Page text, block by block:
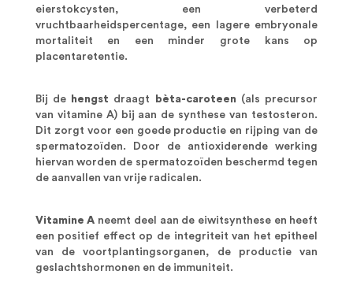
eierstokcysten, een verbeterd
vruchtbaarheidspercentage, een lagere embryonale
mortaliteit en een minder grote kans op
placentaretentie.
Bij de hengst draagt bèta-caroteen (als precursor
van vitamine A) bij aan de synthese van testosteron.
Dit zorgt voor een goede productie en rijping van de
spermatozoïden. Door de antioxiderende werking
hiervan worden de spermatozoïden beschermd tegen
de aanvallen van vrije radicalen.
Vitamine A neemt deel aan de eiwitsynthese en heeft
een positief effect op de integriteit van het epitheel
van de voortplantingsorganen, de productie van
geslachtshormonen en de immuniteit.